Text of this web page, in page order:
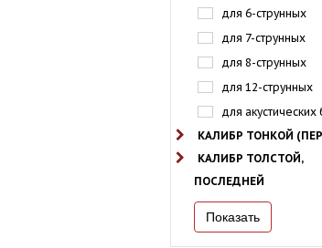
для 6-струнных
для 7-струнных
для 8-струнных
для 12-струнных
для акустических
КАЛИБР ТОНКОЙ
КАЛИБР ТОЛСТОЙ,
ПОСЛЕДНЕЙ